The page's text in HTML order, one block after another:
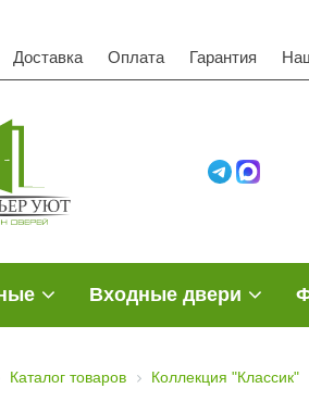
Доставка Оплата Гарантия
Входные двери
Каталог товаров Коллекция "Классик"